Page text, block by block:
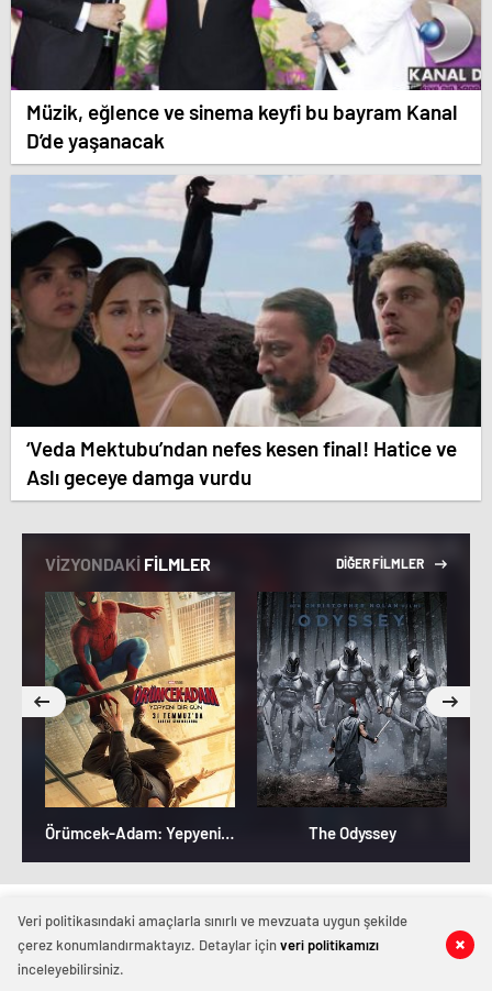
Müzik, eğlence ve sinema keyfi bu bayram Kanal
D’de yaşanacak
‘Veda Mektubu’ndan nefes kesen final! Hatice ve
Aslı geceye damga vurdu
VİZYONDAKİ FİLMLER DİĞER FİLMLER
Örümcek-Adam: Yepyeni Bir Gün The Odyssey
Veri politikasındaki amaçlarla sınırlı ve mevzuata uygun şekilde
çerez konumlandırmaktayız. Detaylar içinveri politikamızı
inceleyebilirsiniz.